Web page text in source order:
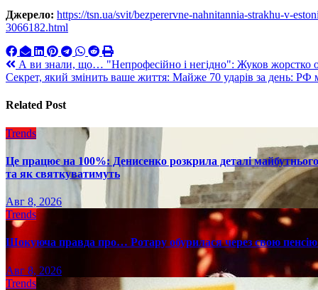
Джерело: https://tsn.ua/svit/bezperervne-nahnitannia-strakhu-v-
3066182.html
Навигация
по
записям
А ви знали, що… "Непрофесійно і негідно": Жуков жорстко
Секрет, який змінить ваше життя: Майже 70 ударів за день: РФ
Related Post
Trends
Це працює на 100%: Денисенко розкрила деталі майбутнього
та як святкуватимуть
Авг 8, 2026
Trends
Шокуюча правда про… Ротару обурилася через свою
Авг 8, 2026
Trends